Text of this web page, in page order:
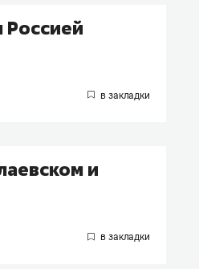
Россией
и